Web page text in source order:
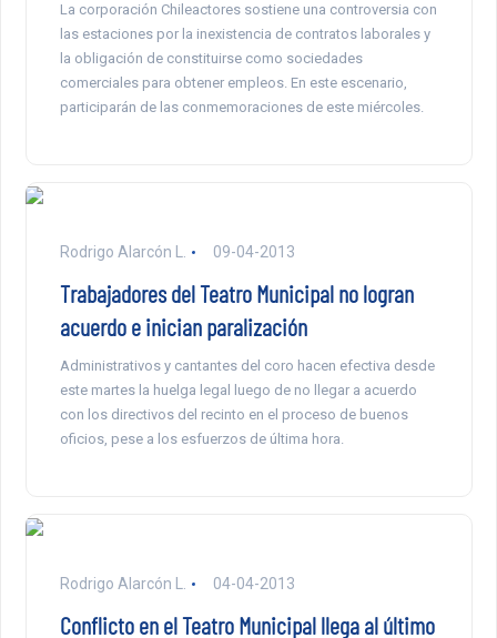
La corporación Chileactores sostiene una controversia con
las estaciones por la inexistencia de contratos laborales y
la obligación de constituirse como sociedades
comerciales para obtener empleos. En este escenario,
participarán de las conmemoraciones de este miércoles.
Rodrigo Alarcón L. 09-04-2013
Trabajadores del Teatro Municipal no logran
acuerdo e inician paralización
Administrativos y cantantes del coro hacen efectiva desde
este martes la huelga legal luego de no llegar a acuerdo
con los directivos del recinto en el proceso de buenos
oficios, pese a los esfuerzos de última hora.
Rodrigo Alarcón L. 04-04-2013
Conflicto en el Teatro Municipal llega al último